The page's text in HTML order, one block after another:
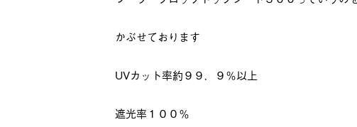
かぶせております
UVカット率約９９．９％以上
遮光率１００％